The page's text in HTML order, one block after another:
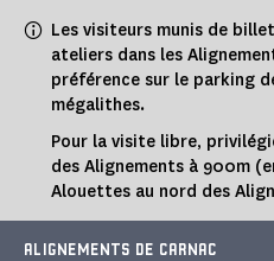
Les visiteurs munis de
ateliers dans les
préférence sur le parking
mégalithes.
Pour la visite libre,
des Alignements à 900m
Alouettes au nord des
ALIGNEMENTS DE CARNAC